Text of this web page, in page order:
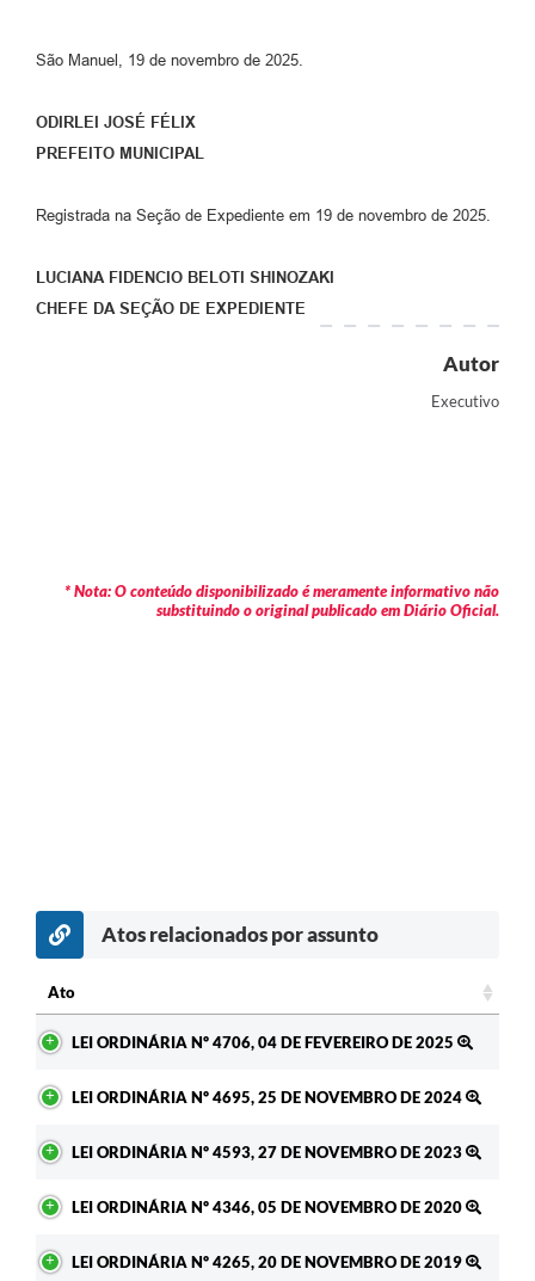
São Manuel, 19 de novembro de 2025.
ODIRLEI JOSÉ FÉLIX
PREFEITO MUNICIPAL
Registrada na Seção de Expediente em 19 de novembro de 2025.
LUCIANA FIDENCIO BELOTI SHINOZAKI
CHEFE DA SEÇÃO DE EXPEDIENTE
Autor
Executivo
* Nota: O conteúdo disponibilizado é meramente informativo não
substituindo o original publicado em Diário Oficial.
Atos relacionados por assunto
Ato
LEI ORDINÁRIA Nº 4706, 04 DE FEVEREIRO DE 2025
LEI ORDINÁRIA Nº 4695, 25 DE NOVEMBRO DE 2024
LEI ORDINÁRIA Nº 4593, 27 DE NOVEMBRO DE 2023
LEI ORDINÁRIA Nº 4346, 05 DE NOVEMBRO DE 2020
LEI ORDINÁRIA Nº 4265, 20 DE NOVEMBRO DE 2019